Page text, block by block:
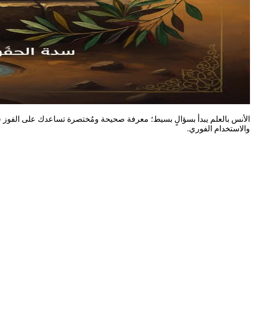
الأنس بالعلم يبدأ بسؤالٍ بسيط؛ معرفة صحيحة ومُختصرة تساعدك على
والاستخدام الفوري.